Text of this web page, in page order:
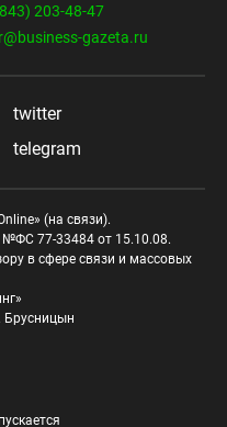
203-48-47
gazeta.ru
twitter
telegram
(на связи).
77-33484 от 15.10.08.
в сфере связи и массовых
Брусницын